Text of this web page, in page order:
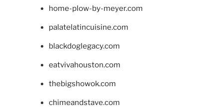
home-plow-by-meyer.com
palatelatincuisine.com
blackdoglegacy.com
eatvivahouston.com
thebigshowok.com
chimeandstave.com